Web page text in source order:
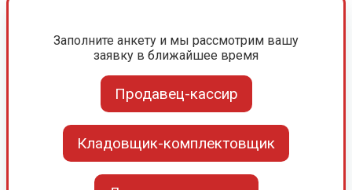
Заполните анкету и мы рассмотрим вашу
заявку в ближайшее время
Продавец-кассир
Кладовщик-комплектовщик